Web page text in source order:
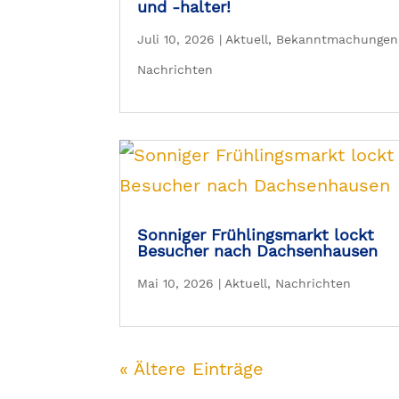
und -halter!
Juli 10, 2026 | Aktuell, Bekanntmachungen
Nachrichten
Sonniger Frühlingsmarkt lockt
Besucher nach Dachsenhausen
Mai 10, 2026 | Aktuell, Nachrichten
« Ältere Einträge